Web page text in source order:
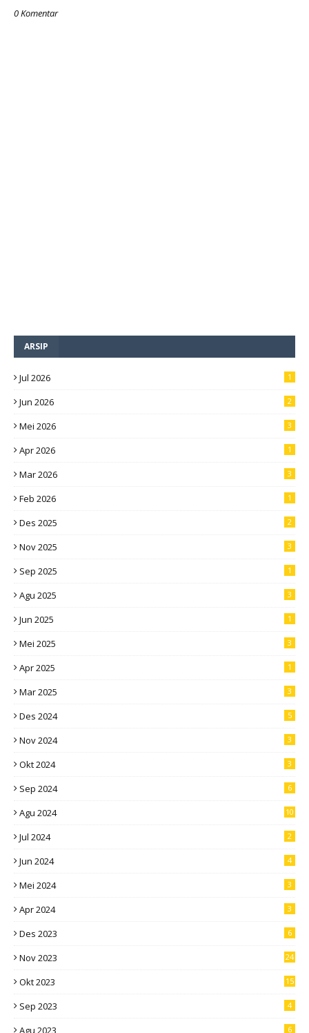
0 Komentar
ARSIP
Jul 2026 1
Jun 2026 2
Mei 2026 3
Apr 2026 1
Mar 2026 3
Feb 2026 1
Des 2025 2
Nov 2025 3
Sep 2025 1
Agu 2025 3
Jun 2025 1
Mei 2025 3
Apr 2025 1
Mar 2025 3
Des 2024 5
Nov 2024 3
Okt 2024 3
Sep 2024 6
Agu 2024 10
Jul 2024 2
Jun 2024 4
Mei 2024 3
Apr 2024 3
Des 2023 6
Nov 2023 24
Okt 2023 15
Sep 2023 4
Agu 2023 6